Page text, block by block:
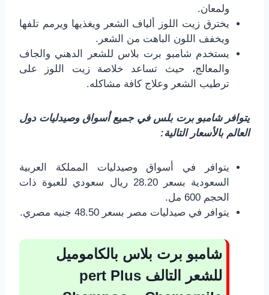
ولمعان.
يخترق زيت اللوز ألياف الشعر ويغذيها ويرمم تلفها
ويخفف اللون الباهت من الشعر.
يستخدم شامبو برت بلاس للشعر الدهني والجاف
والمعالج، حيث تساعد خلاصة زيت اللوز على
ترطيب الشعر وعلاج كافة مشاكله.
يتوافر شامبو برت بلس في جميع أسواق وصيدليات دول
العالم بالأسعار التالية:
يتوافر في أسواق وصيدليات المملكة العربية
السعودية بسعر 28.20 ريال سعودي للعبوة ذات
الحجم 600 مل.
يتوافر في صيدليات مصر بسعر 48.50 جنيه مصري.
شامبو برت بلاس بالكاموميل
للشعر التالف pert Plus